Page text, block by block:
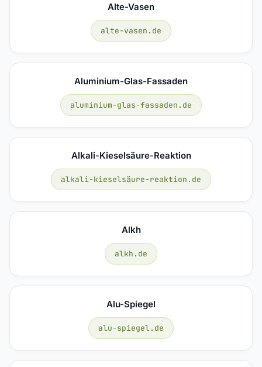
Alte-Vasen
alte-vasen.de
Aluminium-Glas-Fassaden
aluminium-glas-fassaden.de
Alkali-Kieselsäure-Reaktion
alkali-kieselsäure-reaktion.de
Alkh
alkh.de
Alu-Spiegel
alu-spiegel.de